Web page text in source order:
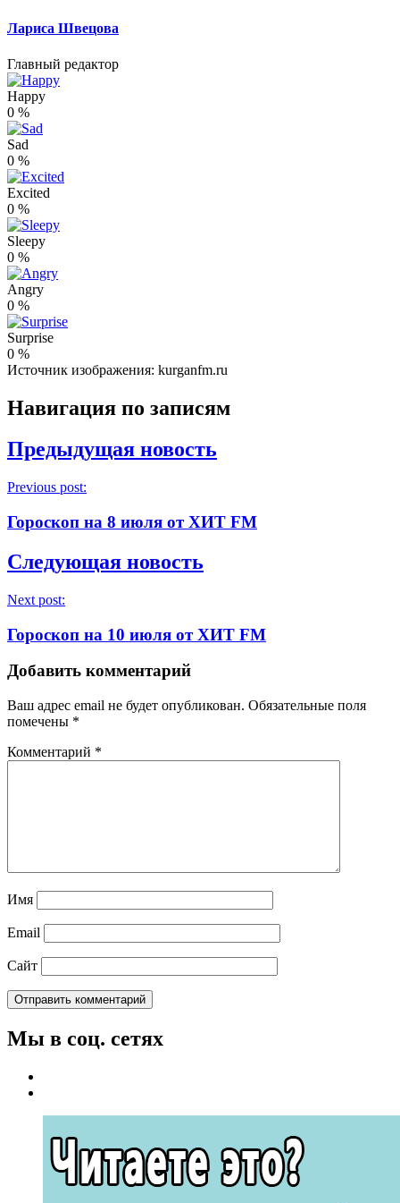
Лариса Швецова
Главный редактор
Happy
0 %
Sad
0 %
Excited
0 %
Sleepy
0 %
Angry
0 %
Surprise
0 %
Источник изображения: kurganfm.ru
Навигация по записям
Предыдущая новость
Previous post:
Гороскоп на 8 июля от ХИТ FM
Следующая новость
Next post:
Гороскоп на 10 июля от ХИТ FM
Добавить комментарий
Ваш адрес email не будет опубликован. Обязательные поля
помечены *
Комментарий *
Имя
Email
Сайт
Мы в соц. сетях